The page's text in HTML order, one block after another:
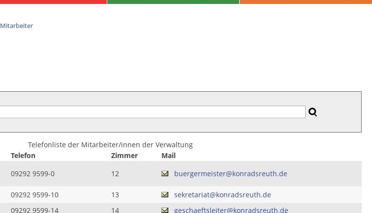
Mitarbeiter
Telefonliste der Mitarbeiter/innen der Verwaltung
Telefon Zimmer
Mail
09292 9599-0 12 buergermeister@konradsreuth.de
09292 9599-10 13
sekretariat@konradsreuth.de
09292 9599-14 14
geschaeftsleiter@konradsreuth.de